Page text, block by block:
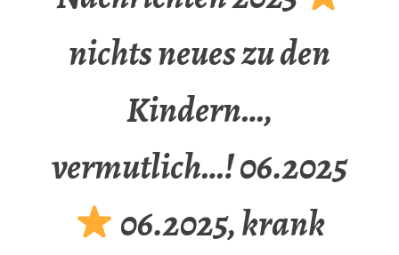
nichts neues zu den
Kindern…,
vermutlich…! 06.2025
06.2025, krank